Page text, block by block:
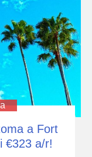
a Fort
€323 a/r!